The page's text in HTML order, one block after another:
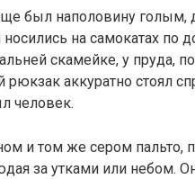
был наполовину голым,
на самокатах по
скамейке, у пруда,
аккуратно стоял
человек.
и том же сером пальто,
за утками или небом.